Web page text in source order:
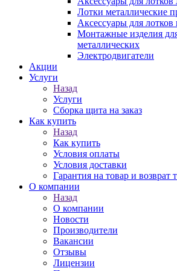
Лотки металлические
Аксессуары для
Монтажные изделия
металлических
Электродвигатели
Акции
Услуги
Назад
Услуги
Сборка щита на заказ
Как купить
Назад
Как купить
Условия оплаты
Условия доставки
Гарантия на товар и возврат
О компании
Назад
О компании
Новости
Производители
Вакансии
Отзывы
Лицензии